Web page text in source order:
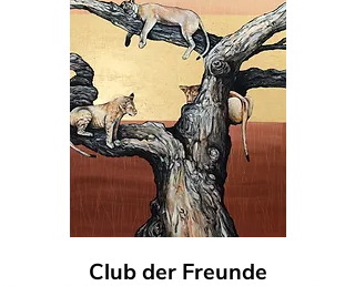
Club der Freunde